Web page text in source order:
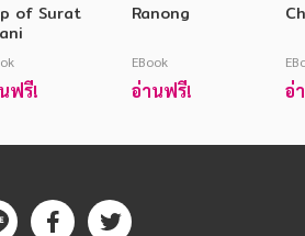
of Surat
ฟรี!
Ranong
EBook
อ่านฟรี! อ่